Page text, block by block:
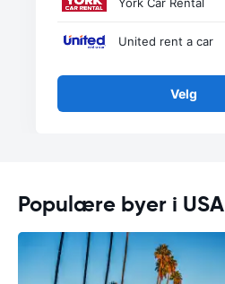
United rent a car
Velg
Populære byer i USA